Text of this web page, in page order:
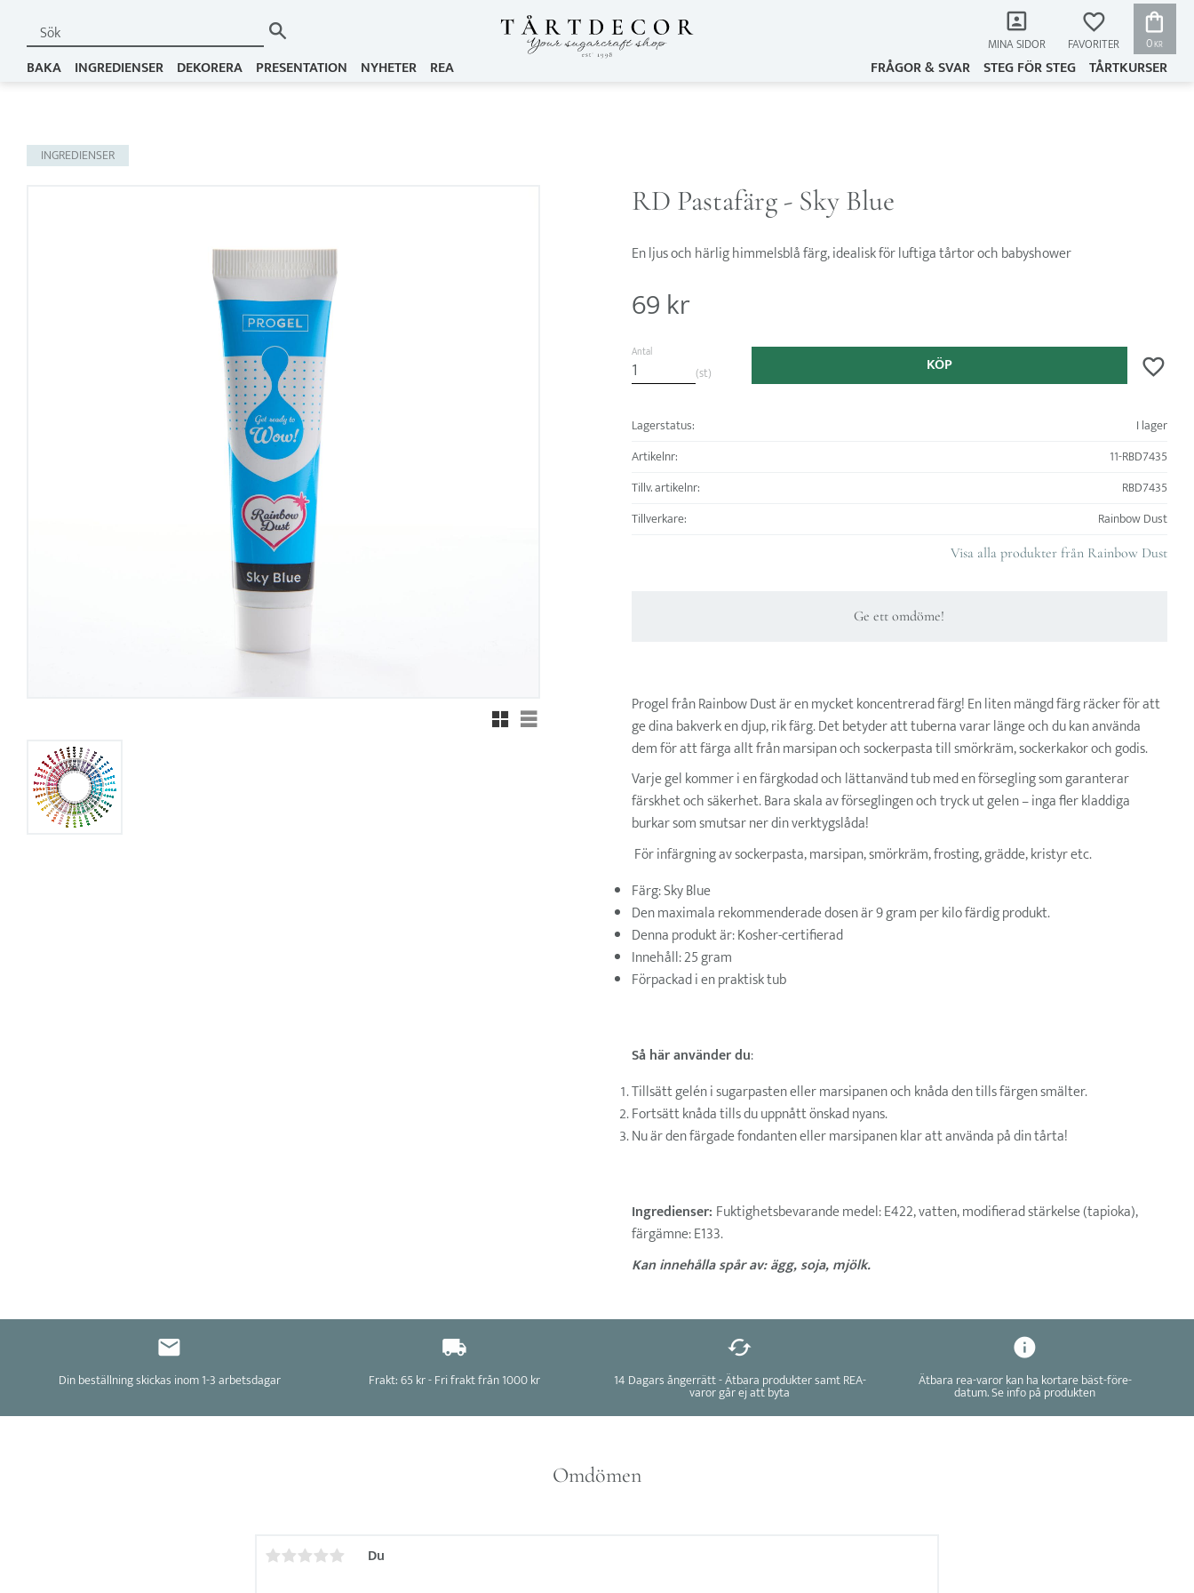
MINA SIDOR
FAVORITER
0KR
BAKA INGREDIENSER DEKORERA PRESENTATION NYHETER REA FRÅGOR & SVAR STEG FÖR STEG TÅRTKURSER
INGREDIENSER
RD Pastafärg - Sky Blue
En ljus och härlig himmelsblå färg, idealisk för luftiga tårtor och babyshower
Rutnätsvy
Listvy
69kr
Antal
st KÖP Lägg till
Lagerstatus
I lager
Artikelnr
11-RBD7435
Tillv. artikelnr
RBD7435
Tillverkare
Rainbow Dust
Visa alla produkter från Rainbow Dust
Ge ett omdöme!
Progel från Rainbow Dust är en mycket koncentrerad färg! En liten mängd färg räcker för att
ge dina bakverk en djup, rik färg. Det betyder att tuberna varar länge och du kan använda
dem för att färga allt från marsipan och sockerpasta till smörkräm, sockerkakor och godis.
Varje gel kommer i en färgkodad och lättanvänd tub med en försegling som garanterar
färskhet och säkerhet. Bara skala av förseglingen och tryck ut gelen – inga fler kladdiga
burkar som smutsar ner din verktygslåda!
För infärgning av sockerpasta, marsipan, smörkräm, frosting, grädde, kristyr etc.
Färg: Sky Blue
Den maximala rekommenderade dosen är 9 gram per kilo färdig produkt.
Denna produkt är: Kosher-certifierad
Innehåll: 25 gram
Förpackad i en praktisk tub
Så här använder du:
Tillsätt gelén i sugarpasten eller marsipanen och knåda den tills färgen smälter.
Fortsätt knåda tills du uppnått önskad nyans.
Nu är den färgade fondanten eller marsipanen klar att använda på din tårta!
Ingredienser: Fuktighetsbevarande medel: E422, vatten, modifierad stärkelse (tapioka),
färgämne: E133.
Kan innehålla spår av: ägg, soja, mjölk.
Din beställning skickas inom 1-3 arbetsdagar Frakt: 65 kr - Fri frakt från 1000 kr 14 Dagars ångerrätt - Ätbara produkter samt REA-
varor går ej att byta
Ätbara rea-varor kan ha kortare bäst-före-
datum. Se info på produkten
Omdömen
Du